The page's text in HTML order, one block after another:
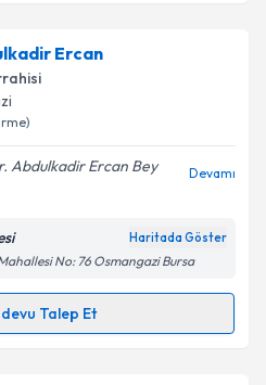
Gönder
için randevu takvimi talebi
randevu almanız için bir
e-posta ile bilgilendireceğiz.
ilişkin
Aydınlatma
kişisel verilerimin belirtilen
kabul ediyorum.
Ercan
Abdulkadir Ercan Bey
Devamı
Haritada Göster
No: 76 Osmangazi Bursa
Talep Et